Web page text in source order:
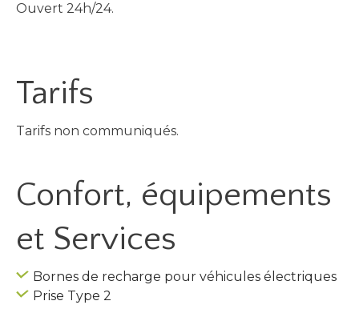
Ouvert 24h/24.
Tarifs
Tarifs non communiqués.
Confort, équipements
et Services
Bornes de recharge pour véhicules électriques
Prise Type 2